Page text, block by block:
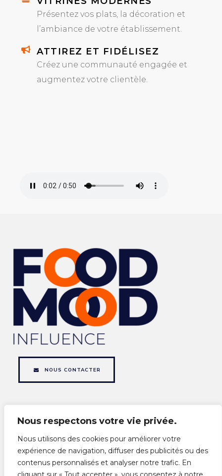
Nous respectons votre vie privée.
Nous utilisons des cookies pour améliorer votre
expérience de navigation, diffuser des publicités ou des
contenus personnalisés et analyser notre trafic. En
Présentez vos plats, la décoration et
l’ambiance de votre établissement.
ATTIREZ ET FIDÉLISEZ
Créez une communauté engagée et
augmentez votre clientèle.
NOUS CONTACTER
Gestion complète des réseaux sociaux
Stratégie social media
Création de contenus photo et vidéo